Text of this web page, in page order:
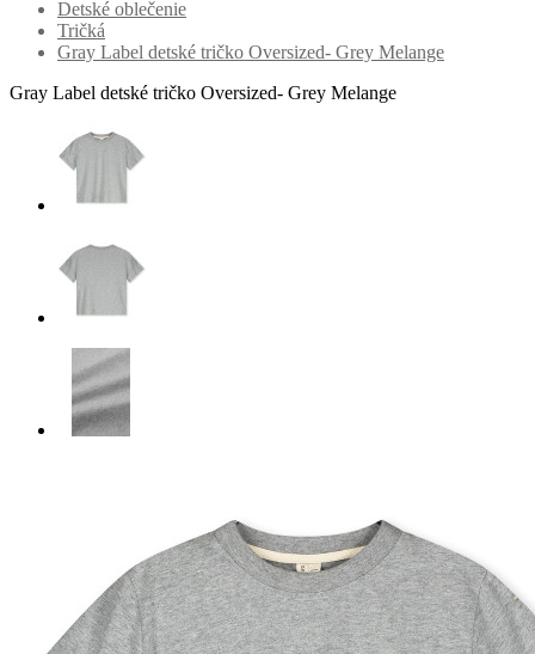
Detské oblečenie
Tričká
Gray Label detské tričko Oversized- Grey Melange
Gray Label detské tričko Oversized- Grey Melange